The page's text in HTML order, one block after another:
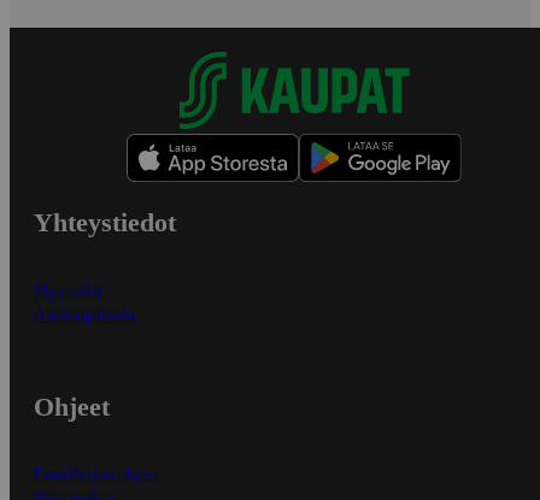
Yhteystiedot
Myymälät
Asiakaspalvelu
Ohjeet
Ensitilaajan ohjeet